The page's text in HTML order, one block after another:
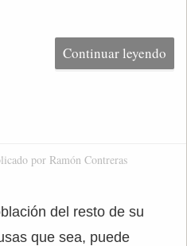
Continuar leyendo
por Ramón Contreras
del resto de su
que sea, puede